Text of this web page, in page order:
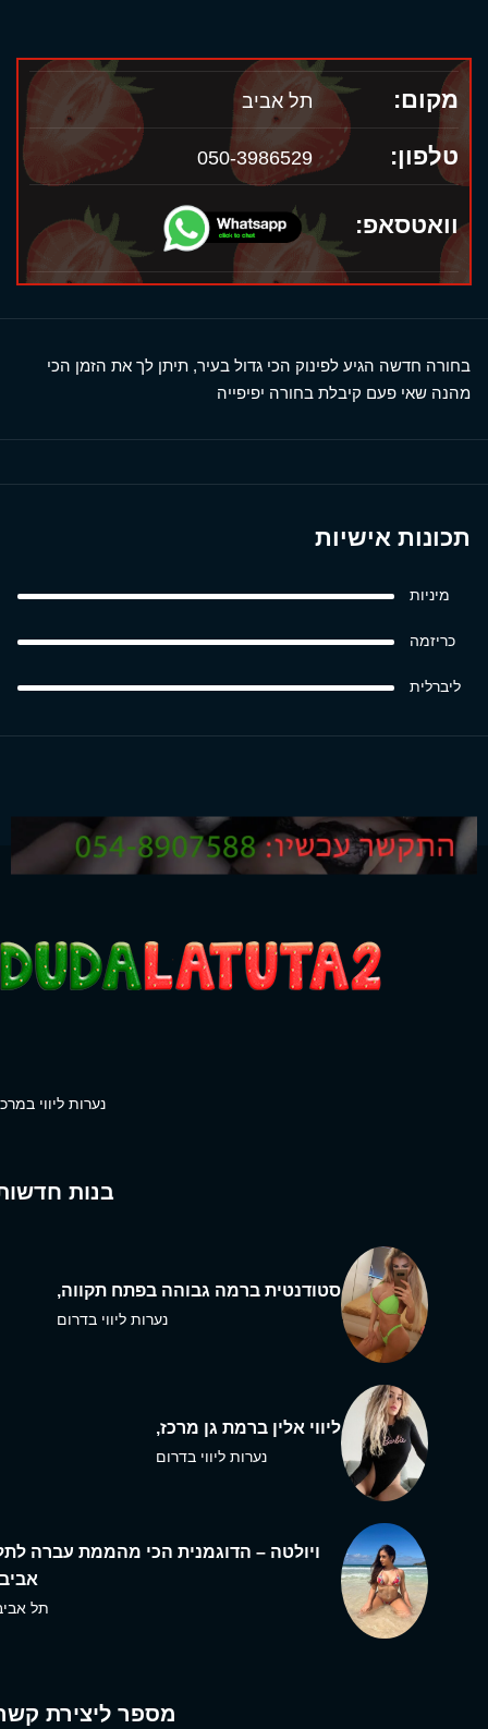
מקום: תל אביב
טלפון: 050-3986529
וואטסאפ:
בחורה חדשה הגיע לפינוק הכי גדול בעיר, תיתן לך את הזמן הכי
מהנה שאי פעם קיבלת בחורה יפיפייה
תכונות אישיות
מיניות
כריזמה
ליברלית
נערות ליווי
בנות
סטודנטית ברמה גבוהה בפתח תקווה,
נערות ליווי בדרום
ליווי אלין ברמת גן מרכז,
נערות ליווי בדרום
ויולטה – הדוגמנית הכי מהממת עברה
תל
מספר ליצירת